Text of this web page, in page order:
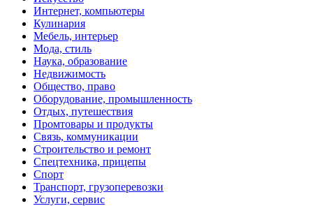
Интернет, компьютеры
Кулинария
Мебель, интерьер
Мода, стиль
Наука, образование
Недвижимость
Общество, право
Оборудование, промышленность
Отдых, путешествия
Промтовары и продукты
Связь, коммуникации
Строительство и ремонт
Спецтехника, прицепы
Спорт
Транспорт, грузоперевозки
Услуги, сервис